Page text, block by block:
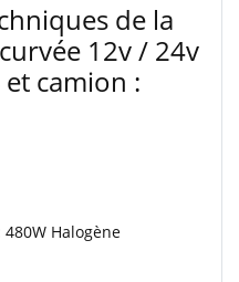
de la
12v / 24v
camion :
Halogène